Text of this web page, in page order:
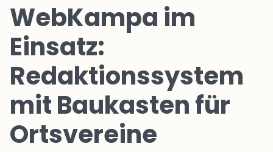
WebKampa im
Einsatz:
Redaktionssystem
mit Baukasten für
Ortsvereine